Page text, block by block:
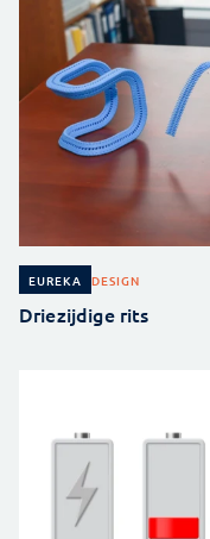
EUREKA DESIGN
Driezijdige rits